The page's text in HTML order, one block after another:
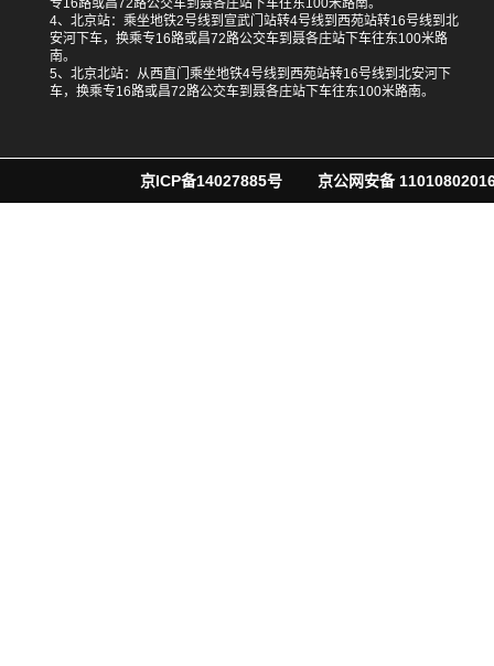
专16路或昌72路公交车到聂各庄站下车往东100米路南。
4、北京站：乘坐地铁2号线到宣武门站转4号线到西苑站转16号线到北
安河下车，换乘专16路或昌72路公交车到聂各庄站下车往东100米路
南。
5、北京北站：从西直门乘坐地铁4号线到西苑站转16号线到北安河下
车，换乘专16路或昌72路公交车到聂各庄站下车往东100米路南。
京ICP备14027885号 京公网安备